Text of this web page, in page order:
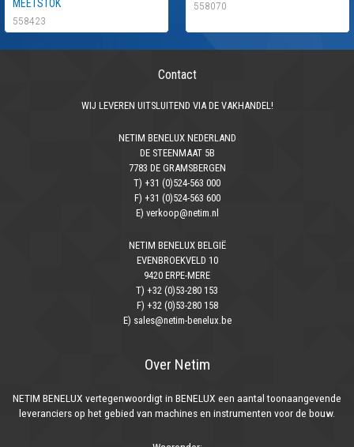
558423
558070
Contact
WIJ LEVEREN UITSLUITEND VIA DE VAKHANDEL!
NETIM BENELUX NEDERLAND
DE STEENMAAT 5B
7783 DE GRAMSBERGEN
T) +31 (0)524-563 000
F) +31 (0)524-563 600
E) verkoop@netim.nl
NETIM BENELUX BELGIË
EVENBROEKVELD 10
9420 ERPE-MERE
T) +32 (0)53-280 153
F) +32 (0)53-280 158
E) sales@netim-benelux.be
Over Netim
NETIM BENELUX vertegenwoordigt in BENELUX een aantal toonaangevende
leveranciers op het gebied van machines en instrumenten voor de bouw.